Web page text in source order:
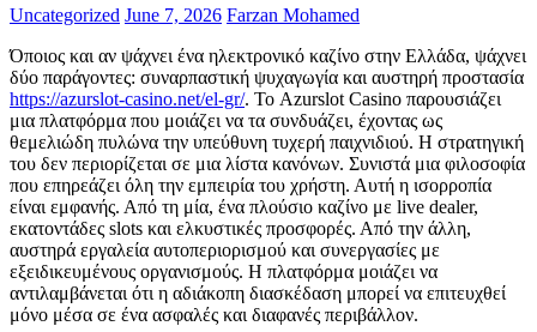
Uncategorized June 7, 2026 Farzan Mohamed
Όποιος και αν ψάχνει ένα ηλεκτρονικό καζίνο στην Ελλάδα, ψάχνει
δύο παράγοντες: συναρπαστική ψυχαγωγία και αυστηρή προστασία
https://azurslot-casino.net/el-gr/. Το Azurslot Casino παρουσιάζει
μια πλατφόρμα που μοιάζει να τα συνδυάζει, έχοντας ως
θεμελιώδη πυλώνα την υπεύθυνη τυχερή παιχνιδιού. Η στρατηγική
του δεν περιορίζεται σε μια λίστα κανόνων. Συνιστά μια φιλοσοφία
που επηρεάζει όλη την εμπειρία του χρήστη. Αυτή η ισορροπία
είναι εμφανής. Από τη μία, ένα πλούσιο καζίνο με live dealer,
εκατοντάδες slots και ελκυστικές προσφορές. Από την άλλη,
αυστηρά εργαλεία αυτοπεριορισμού και συνεργασίες με
εξειδικευμένους οργανισμούς. Η πλατφόρμα μοιάζει να
αντιλαμβάνεται ότι η αδιάκοπη διασκέδαση μπορεί να επιτευχθεί
μόνο μέσα σε ένα ασφαλές και διαφανές περιβάλλον.